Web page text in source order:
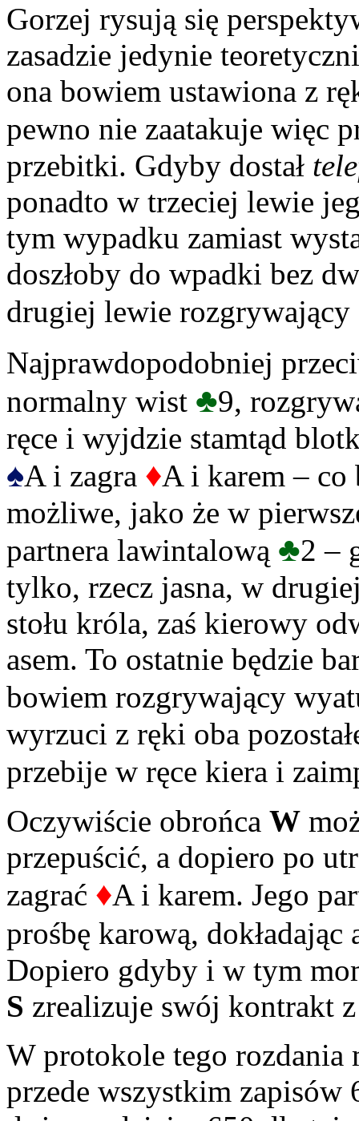
Gorzej rysują się
zasadzie jedynie
ona bowiem ustawiona z
pewno nie zaatakuje więc
przebitki. Gdyby dostał
ponadto w trzeciej lewie
tym wypadku zamiast
doszłoby do wpadki bez
drugiej lewie rozgrywający
Najprawdopodobniej
normalny wist ♣9,
ręce i wyjdzie stamtąd
♠A i zagra ♦A i karem – co
możliwe, jako że w
partnera lawintalową ♣2 –
tylko, rzecz jasna, w
stołu króla, zaś kierowy
asem. To ostatnie będzie
bowiem rozgrywający
wyrzuci z ręki oba
przebije w ręce kiera i
Oczywiście obrońca W
przepuścić, a dopiero po
zagrać ♦A i karem. Jego
prośbę karową,
Dopiero gdyby i w tym
S zrealizuje swój kontrakt
W protokole tego rozdania
przede wszystkim